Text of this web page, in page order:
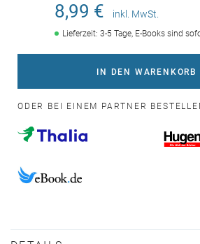
8,99 € inkl. MwSt.
Lieferzeit: 3-5 Tage, E-Books sind
IN DEN WARENKORB
ODER BEI EINEM PARTNER